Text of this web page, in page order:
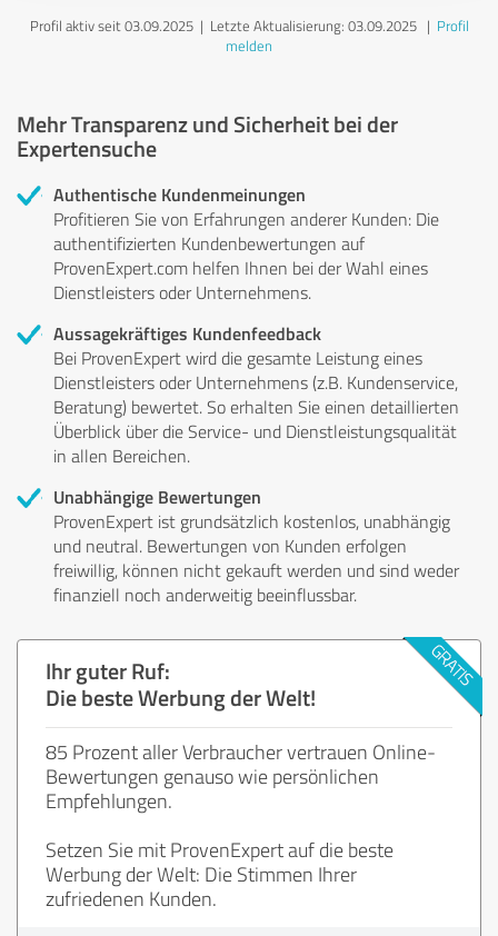
Profil aktiv seit 03.09.2025 | Letzte Aktualisierung: 03.09.2025| Profil
melden
Mehr Transparenz und Sicherheit bei der
Expertensuche
Authentische Kundenmeinungen
Profitieren Sie von Erfahrungen anderer Kunden: Die
authentifizierten Kundenbewertungen auf
ProvenExpert.com helfen Ihnen bei der Wahl eines
Dienstleisters oder Unternehmens.
Aussagekräftiges Kundenfeedback
Bei ProvenExpert wird die gesamte Leistung eines
Dienstleisters oder Unternehmens (z.B. Kundenservice,
Beratung) bewertet. So erhalten Sie einen detaillierten
Überblick über die Service- und Dienstleistungsqualität
in allen Bereichen.
Unabhängige Bewertungen
ProvenExpert ist grundsätzlich kostenlos, unabhängig
und neutral. Bewertungen von Kunden erfolgen
freiwillig, können nicht gekauft werden und sind weder
finanziell noch anderweitig beeinflussbar.
Ihr guter Ruf:
Die beste Werbung der Welt!
85 Prozent aller Verbraucher vertrauen Online-
Bewertungen genauso wie persönlichen
Empfehlungen.
Setzen Sie mit ProvenExpert auf die beste
Werbung der Welt: Die Stimmen Ihrer
zufriedenen Kunden.